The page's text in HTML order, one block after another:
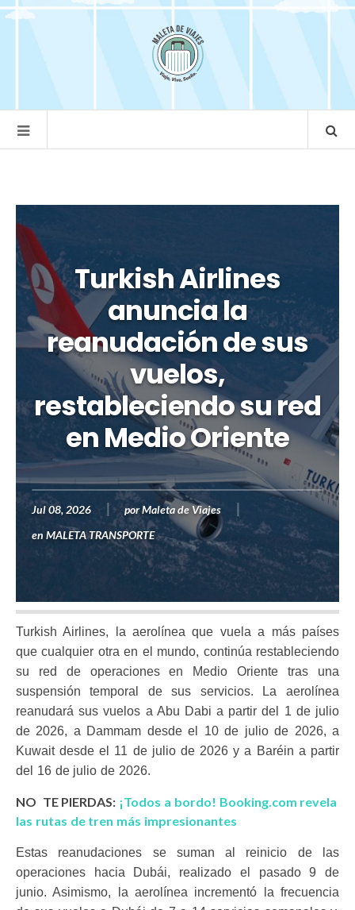
Turkish Airlines
anuncia la
reanudación de sus
vuelos,
restableciendo su red
en Medio Oriente
Jul 08, 2026 porMaleta de Viajes
en MALETA TRANSPORTE
Turkish Airlines, la aerolínea que vuela a más países
que cualquier otra en el mundo, continúa restableciendo
su red de operaciones en Medio Oriente tras una
suspensión temporal de sus servicios. La aerolínea
reanudará sus vuelos a Abu Dabi a partir del 1 de julio
de 2026, a Dammam desde el 10 de julio de 2026, a
Kuwait desde el 11 de julio de 2026 y a Baréin a partir
del 16 de julio de 2026.
NO TE PIERDAS: ¡Todos a bordo! Booking.com revela
las rutas de tren más impresionantes
Estas reanudaciones se suman al reinicio de las
operaciones hacia Dubái, realizado el pasado 9 de
junio. Asimismo, la aerolínea incrementó la frecuencia